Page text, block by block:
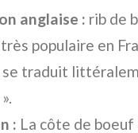
anglaise : rib de
populaire en
traduit
: La côte de